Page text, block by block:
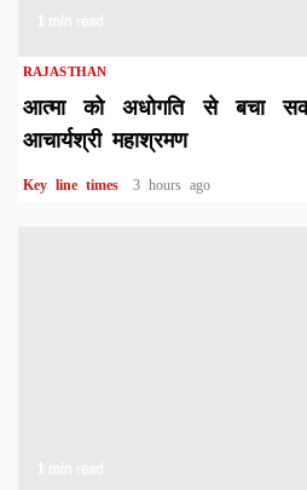
RAJASTHAN
आत्मा को अधोगति से बचा
आचार्यश्री महाश्रमण
Key line times 3 hours ago